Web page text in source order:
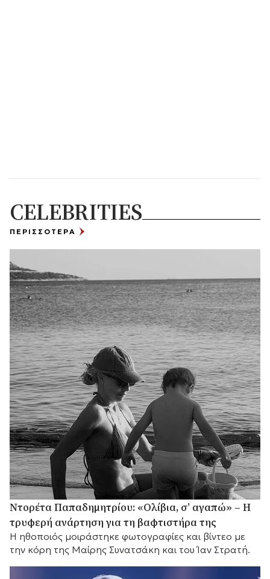
CELEBRITIES
ΠΕΡΙΣΣΟΤΕΡΑ
Ντορέτα Παπαδημητρίου: «Ολίβια, σ’ αγαπώ» – Η
τρυφερή ανάρτηση για τη βαφτιστήρα της
Η ηθοποιός μοιράστηκε φωτογραφίες και βίντεο με
την κόρη της Μαίρης Συνατσάκη και του Ίαν Στρατή.